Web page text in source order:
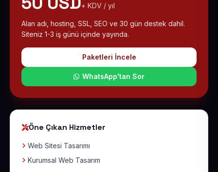
+ KDV / yıl
Alan adı, hosting, SSL, SEO ve 30 gün destek dahil.
Siteniz 1-3 iş günü içinde yayında.
Paketleri İncele
WhatsApp'tan Sor
Öne Çıkan Hizmetler
Web Sitesi Tasarımı
Kurumsal Web Tasarım